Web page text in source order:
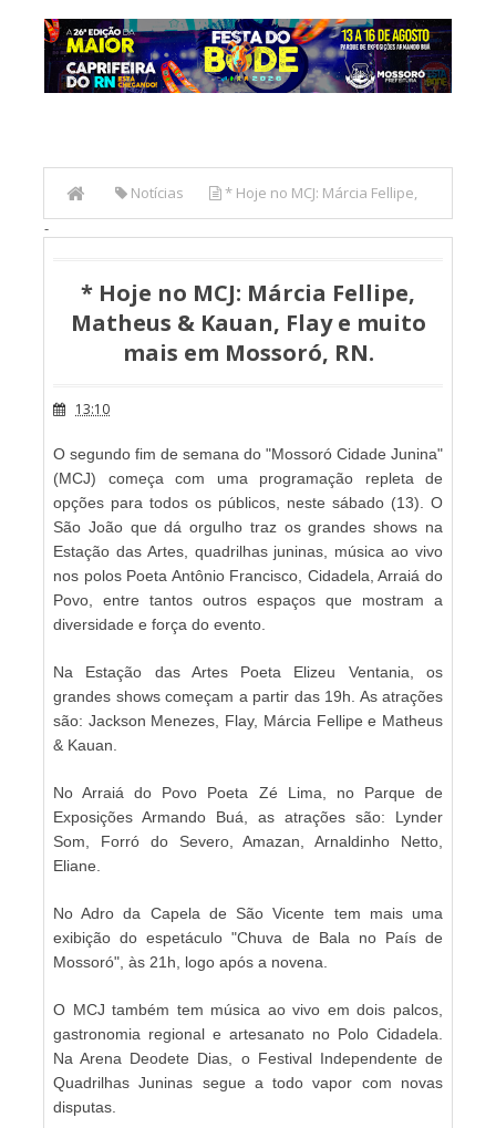
Notícias * Hoje no MCJ: Márcia Fellipe,
Matheus & Kauan, Flay e muito mais em Mossoró, RN.
-
* Hoje no MCJ: Márcia Fellipe,
Matheus & Kauan, Flay e muito
mais em Mossoró, RN.
13:10
O segundo fim de semana do "Mossoró Cidade Junina"
(MCJ) começa com uma programação repleta de
opções para todos os públicos, neste sábado (13). O
São João que dá orgulho traz os grandes shows na
Estação das Artes, quadrilhas juninas, música ao vivo
nos polos Poeta Antônio Francisco, Cidadela, Arraiá do
Povo, entre tantos outros espaços que mostram a
diversidade e força do evento.
Na Estação das Artes Poeta Elizeu Ventania, os
grandes shows começam a partir das 19h. As atrações
são: Jackson Menezes, Flay, Márcia Fellipe e Matheus
& Kauan.
No Arraiá do Povo Poeta Zé Lima, no Parque de
Exposições Armando Buá, as atrações são: Lynder
Som, Forró do Severo, Amazan, ⁠Arnaldinho Netto,
Eliane.
No Adro da Capela de São Vicente tem mais uma
exibição do espetáculo "Chuva de Bala no País de
Mossoró", às 21h, logo após a novena.
O MCJ também tem música ao vivo em dois palcos,
gastronomia regional e artesanato no Polo Cidadela.
Na Arena Deodete Dias, o Festival Independente de
Quadrilhas Juninas segue a todo vapor com novas
disputas.